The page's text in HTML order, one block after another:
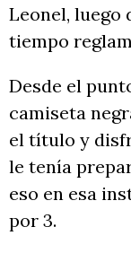
Leonel, luego
tiempo
Desde el
camiseta
el título y
le tenía
eso en esa
por 3.